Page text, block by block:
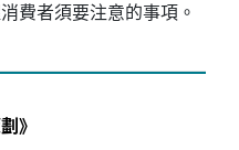
費者須要注意的事項。
》